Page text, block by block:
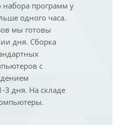
набора программ у
одного часа.
мы готовы
дня. Сборка
с
3 дня. На складе